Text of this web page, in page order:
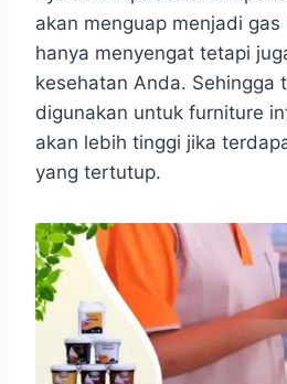
akan menguap menjadi
hanya menyengat tetapi
kesehatan Anda. Sehingga
digunakan untuk furniture
akan lebih tinggi jika
yang tertutup.